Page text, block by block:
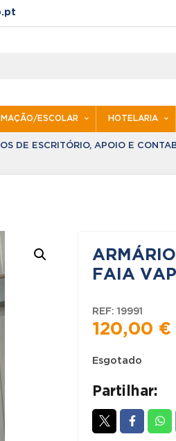
ESCOLAR HOTELARIA
DE ESCRITÓRIO, APOIO E
FAIA
REF: 19991
120,00 €
Esgotado
Partilhar: